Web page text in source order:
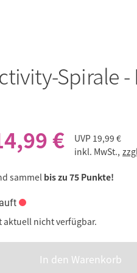
Spirale -
€ UVP 19,99 €
inkl. MwSt.,
sammelbis zu 75 Punkte!
aktuell nicht verfügbar.
In den Warenkorb